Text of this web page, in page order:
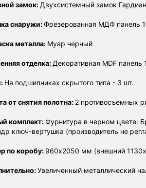
замок: Двухсистемный замок
снаружи: Фрезерованная МДФ панель
металла: Муар черный
отделка: Декоративная MDF
На подшипниках скрытого типа - 3 шт.
от снятия полотна: 2 противосъемных
комплект: Фурнитура в черном цвете:
ключ-вертушка (производитель не
по коробу: 960х2050 мм (внешний
Увеличенный металлический